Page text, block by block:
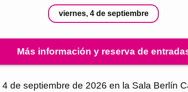
viernes, 4 de septiembre
Más información y reserva de
de septiembre de 2026 en la Sala Berlín